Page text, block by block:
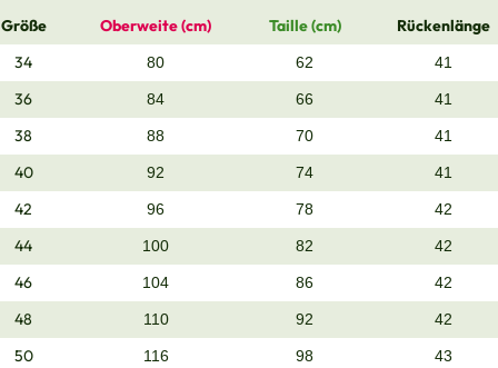
Größe Oberweite (cm) Taille (cm)
Rückenlänge
34
80 62 41
36 84 66 41
38 88 70 41
40 92 74 41
42 96 78 42
44 100 82 42
46 104 86 42
48 110 92 42
50 116 98 43